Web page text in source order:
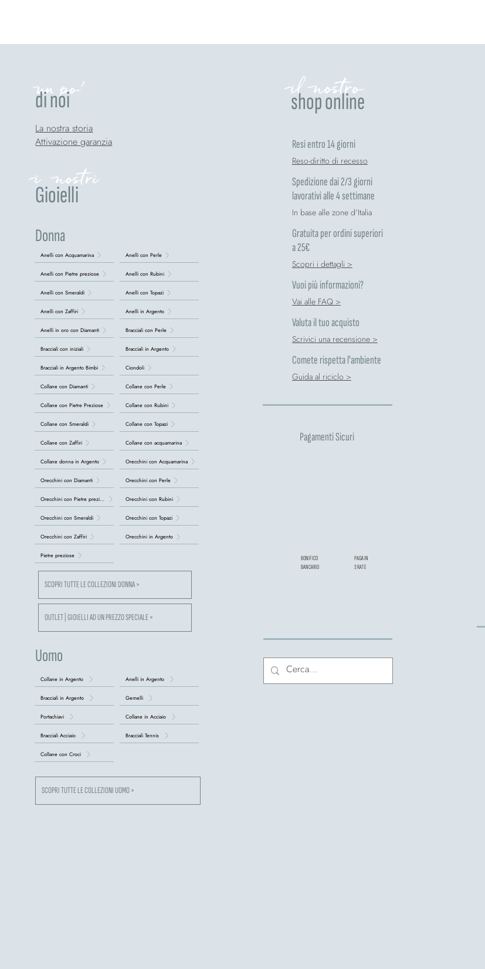
un po'
di noi
La nostra storia
Attivazione garanzia
Gioielli
i nostri
Donna
Anelli con Acquamarina
Anelli con Pietre preziose
Anelli con Smeraldi
Anelli con Zaffiri
Anelli in oro con Diamanti
Bracciali con iniziali
Bracciali in Argento Bimbi
Collane con Diamanti
Collane con Pietre Preziose
Collane con Smeraldi
Collane con Zaffiri
Collane donna in Argento
Orecchini con Diamanti
Orecchini con Pietre preziose
Orecchini con Smeraldi
Orecchini con Zaffiri
Pietre preziose
Anelli con Perle
Anelli con Rubini
Anelli con Topazi
Anelli in Argento
Bracciali con Perle
Bracciali in Argento
Ciondoli
Collane con Perle
Collane con Rubini
Collane con Topazi
Collane con acquamarina
Orecchini con Acquamarina
Orecchini con Perle
Orecchini con Rubini
Orecchini con Topazi
Orecchini in Argento
SCOPRI TUTTE LE COLLEZIONI DONNA >
OUTLET | GIOIELLI AD UN PREZZO SPECIALE >
Uomo
Collane in Argento
Bracciali in Argento
Portachiavi
Bracciali Acciaio
Collane con Croci
Anelli in Argento
Gemelli
Collane in Acciaio
Bracciali Tennis
SCOPRI TUTTE LE COLLEZIONI UOMO >
il nostro
shop online
Resi entro 14 giorni
Reso-diritto di recesso
Spedizione dai 2/3 giorni
lavorativi alle 4 settimane
In base alle zone d'Italia
Gratuita per ordini superiori
a 25€
Scopri i dettagli >
Vuoi più informazioni?
Vai alle FAQ >
Valuta il tuo acquisto
Scrivici una recensione >
Comete rispetta l'ambiente
Guida al riciclo >
Pagamenti Sicuri
BONIFICO
BANCARIO
PAGA IN
3 RATE